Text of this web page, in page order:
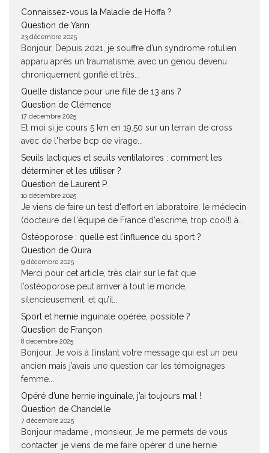
Connaissez-vous la Maladie de Hoffa ?
Question de Yann
23 décembre 2025
Bonjour, Depuis 2021, je souffre d’un syndrome rotulien
apparu après un traumatisme, avec un genou devenu
chroniquement gonflé et très...
Quelle distance pour une fille de 13 ans ?
Question de Clémence
17 décembre 2025
Et moi si je cours 5 km en 19.50 sur un terrain de cross
avec de l'herbe bcp de virage...
Seuils lactiques et seuils ventilatoires : comment les
déterminer et les utiliser ?
Question de Laurent P.
10 décembre 2025
Je viens de faire un test d'effort en laboratoire, le médecin
(docteure de l'équipe de France d'escrime, trop cool!) à...
Ostéoporose : quelle est l’influence du sport ?
Question de Quira
9 décembre 2025
Merci pour cet article, très clair sur le fait que
l’ostéoporose peut arriver à tout le monde,
silencieusement, et qu’il...
Sport et hernie inguinale opérée, possible ?
Question de Françon
8 décembre 2025
Bonjour, Je vois à l’instant votre message qui est un peu
ancien mais j’avais une question car les témoignages
femme...
Opéré d’une hernie inguinale, j’ai toujours mal !
Question de Chandelle
7 décembre 2025
Bonjour madame , monsieur, Je me permets de vous
contacter ,je viens de me faire opérer d une hernie